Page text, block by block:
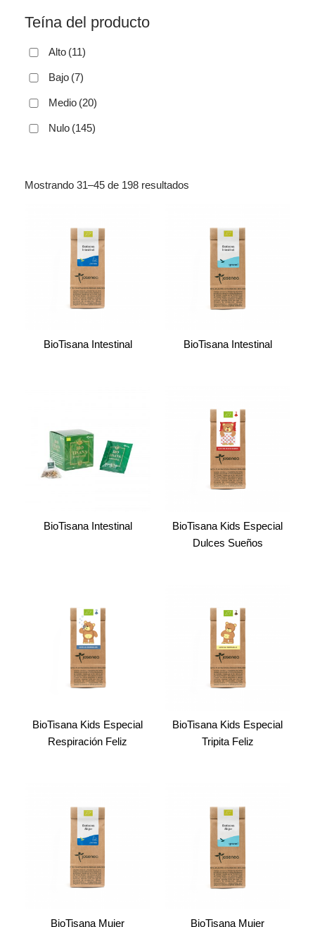
Teína del producto
Alto (11)
Bajo (7)
Medio (20)
Nulo (145)
Mostrando 31–45 de 198 resultados
BioTisana Intestinal BioTisana Intestinal
BioTisana Intestinal
BioTisana Kids Especial
Dulces Sueños
BioTisana Kids Especial
Respiración Feliz
BioTisana Kids Especial
Tripita Feliz
BioTisana Mujer BioTisana Mujer